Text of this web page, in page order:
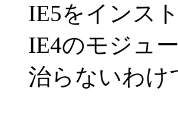
IE5をインス
IE4のモジュ
治らないわけ